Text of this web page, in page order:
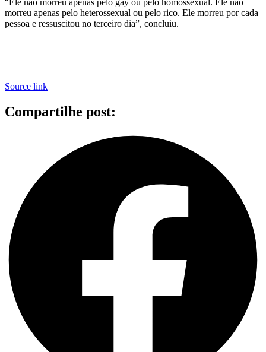
morreu apenas pelo heterossexual ou pelo rico. Ele morreu por cada
pessoa e ressuscitou no terceiro dia”, concluiu.
Source link
Compartilhe post: